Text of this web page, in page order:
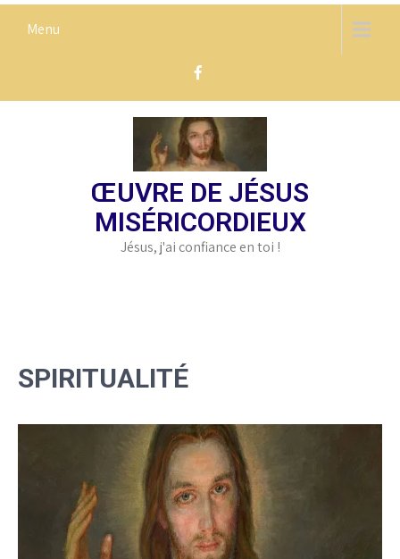
Menu
ŒUVRE DE JÉSUS
MISÉRICORDIEUX
Jésus, j'ai confiance en toi !
SPIRITUALITÉ